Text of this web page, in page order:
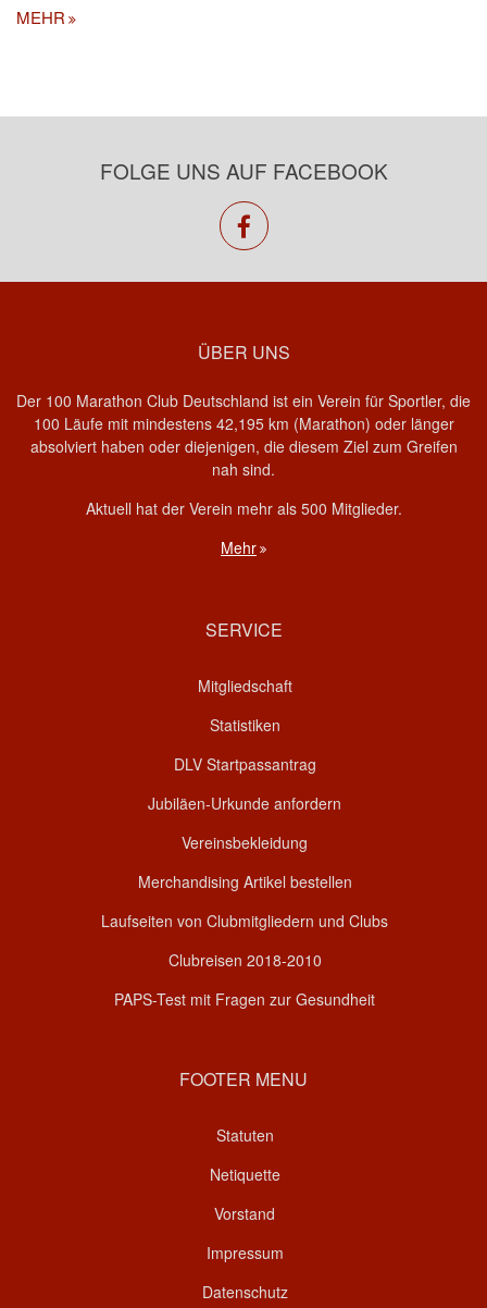
MEHR
FOLGE UNS AUF FACEBOOK
facebook
ÜBER UNS
Der 100 Marathon Club Deutschland ist ein Verein für Sportler, die
100 Läufe mit mindestens 42,195 km (Marathon) oder länger
absolviert haben oder diejenigen, die diesem Ziel zum Greifen
nah sind.
Aktuell hat der Verein mehr als 500 Mitglieder.
Mehr
SERVICE
Mitgliedschaft
Statistiken
DLV Startpassantrag
Jubiläen-Urkunde anfordern
Vereinsbekleidung
Merchandising Artikel bestellen
Laufseiten von Clubmitgliedern und Clubs
Clubreisen 2018-2010
PAPS-Test mit Fragen zur Gesundheit
FOOTER MENU
Statuten
Netiquette
Vorstand
Impressum
Datenschutz